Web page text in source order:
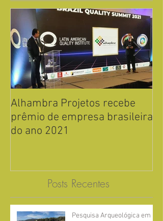
Posts Recentes
Alhambra Projetos recebe
prêmio de empresa brasileira
do ano 2021
Pesquisa Arqueológica em